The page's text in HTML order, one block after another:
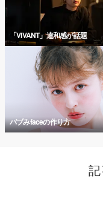
「VIVANT」違和感が話題
バブみfaceの作り方